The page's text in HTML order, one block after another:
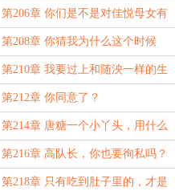
第206章 你们是不是对佳悦母女有
意见？
第208章 你猜我为什么这个时候
来？
第210章 我要过上和随泱一样的生
活
第212章 你同意了？
第214章 唐糖一个小丫头，用什么
收买我？
第216章 高队长，你也要徇私吗？
第218章 只有吃到肚子里的，才是